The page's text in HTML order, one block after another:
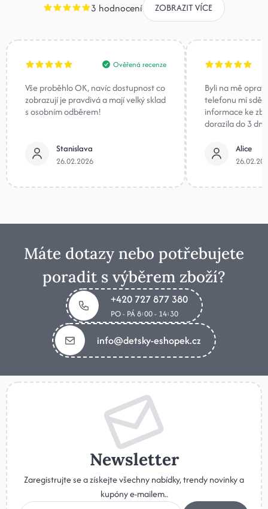
3 hodnocení ZOBRAZIT VÍCE
Ověřená recenze
Vše proběhlo OK, navíc dostupnost co
zobrazují je pravdivá a mají velký sklad
s osobním odběrem!
Stanislava
26.02.2026
Byli na mě
telefonu mi
informace ke
dorazila do 3
Alice
Máte dotazy nebo potřebujete
poradit s výběrem zboží?
+420 727 877 380
PO - PÁ 8:00 - 14:30
info@detsky-eshopek.cz
Newsletter
Zaregistrujte se a získejte všechny nabídky, trendy novinky a
kupóny e-mailem..